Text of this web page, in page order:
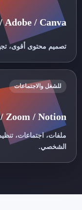
Adobe / Canva / أدوات الإبداع
تصميم محتوى أقوى،
للشغل والاجتماعات
Zoom / Notion
ملفات، اجتماعات،
الشخصي.